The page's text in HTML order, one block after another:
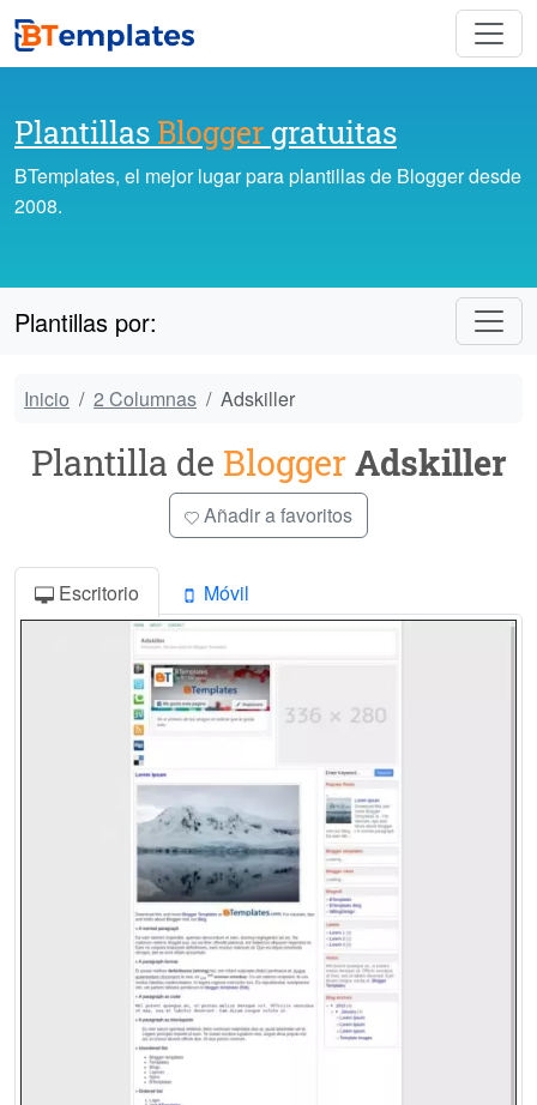
Plantillas Blogger gratuitas
BTemplates, el mejor lugar para plantillas de Blogger desde
2008.
Plantillas por:
Inicio 2 Columnas Adskiller
Plantilla de BloggerAdskiller
Añadir a favoritos
Escritorio Móvil